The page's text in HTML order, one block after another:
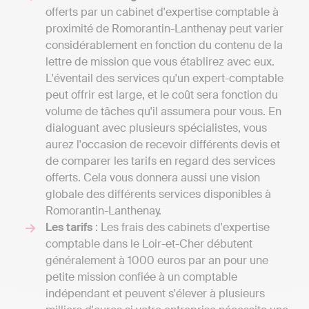
offerts par un cabinet d'expertise comptable à
proximité de Romorantin-Lanthenay peut varier
considérablement en fonction du contenu de la
lettre de mission que vous établirez avec eux.
L'éventail des services qu'un expert-comptable
peut offrir est large, et le coût sera fonction du
volume de tâches qu'il assumera pour vous. En
dialoguant avec plusieurs spécialistes, vous
aurez l'occasion de recevoir différents devis et
de comparer les tarifs en regard des services
offerts. Cela vous donnera aussi une vision
globale des différents services disponibles à
Romorantin-Lanthenay.
Les tarifs : Les frais des cabinets d'expertise
comptable dans le Loir-et-Cher débutent
généralement à 1000 euros par an pour une
petite mission confiée à un comptable
indépendant et peuvent s'élever à plusieurs